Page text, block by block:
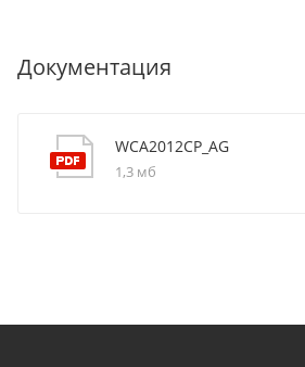
Документация
WCA2012CP_AG
1,3 мб